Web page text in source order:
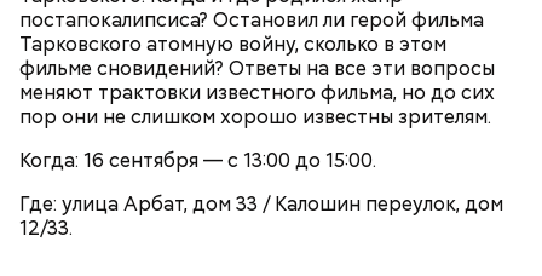
постапокалипсиса? Остановил ли герой фильма
Тарковского атомную войну, сколько в этом
фильме сновидений? Ответы на все эти вопросы
меняют трактовки известного фильма, но до сих
пор они не слишком хорошо известны зрителям.
Когда: 16 сентября — с 13:00 до 15:00.
Где: улица Арбат, дом 33 / Калошин переулок, дом
12/33.
Московский зоопарк — один из старейших в
Европе. Он расположился на территории почти 22
гектара в самом центре Москвы и по своей
площади занимает пятое место в России после